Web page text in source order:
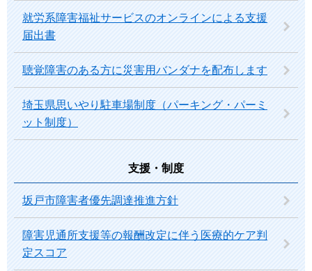
就労系障害福祉サービスのオンラインによる支援
届出書
聴覚障害のある方に災害用バンダナを配布します
埼玉県思いやり駐車場制度（パーキング・パーミ
ット制度）
支援・制度
坂戸市障害者優先調達推進方針
障害児通所支援等の報酬改定に伴う医療的ケア判
定スコア